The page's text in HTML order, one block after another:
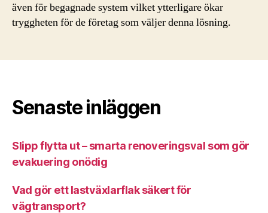
även för begagnade system vilket ytterligare ökar
tryggheten för de företag som väljer denna lösning.
Senaste inläggen
Slipp flytta ut – smarta renoveringsval som gör
evakuering onödig
Vad gör ett lastväxlarflak säkert för
vägtransport?